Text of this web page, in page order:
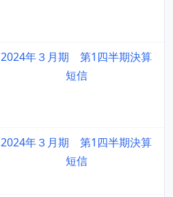
2024年３月期 第1四半期決算
短信
2024年３月期 第1四半期決算
短信